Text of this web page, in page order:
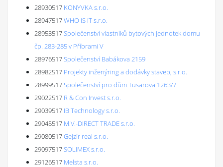
28930517 KONYVKA s.r.o.
28947517WHO IS IT s.r.o.
28953517Společenství vlastníků bytových jednotek domu
čp. 283-285 v Příbrami V
28976517Společenství Babákova 2159
28982517 Projekty inženýring a dodávky staveb, s.r.o.
28999517Společenství pro dům Tusarova 1263/7
29022517 R & Con Invest s.r.o.
29039517 IB Technology s.r.o.
29045517 M.V.-DIRECT TRADE s.r.o.
29080517Gejzír real s.r.o.
29097517SOLIMEX s.r.o.
29126517 Melsta s.r.o.